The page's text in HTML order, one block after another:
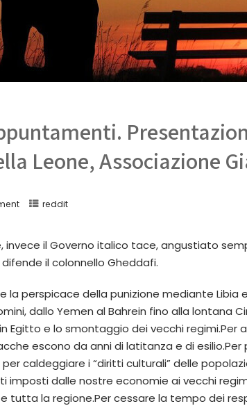
Leone, Associazione
reddit
il Governo italico tace, angustiato
il colonnello Gheddafi.
la perspicace della punizione mediante Libia
dallo Yemen al Bahrein fino alla lontana
Egitto e lo smontaggio dei vecchi regimi.Per
escono da anni di latitanza e di esilio.Per
caldeggiare i “diritti culturali” delle
imposti dalle nostre economie ai vecchi
tutta la regione.Per cessare la tempo dei